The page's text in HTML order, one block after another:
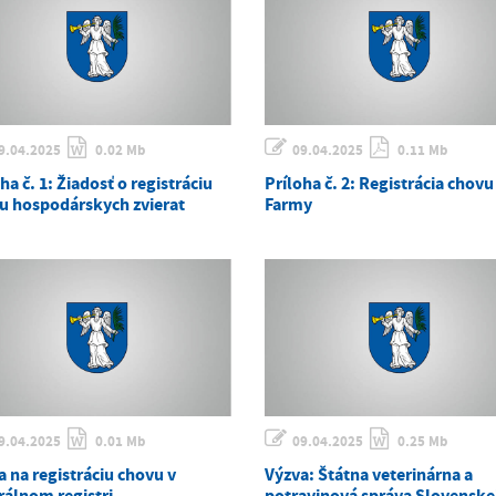
0.02 Mb
č. 1: Žiadosť o registráciu
hospodárskych zvierat
09.04.2025 0.11 Mb
Príloha č. 2: Registrácia chovu
Farmy
0.01 Mb
na registráciu chovu v
09.04.2025 0.25 Mb
Výzva: Štátna veterinárna a